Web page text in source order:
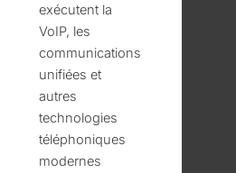
exécutent la
VoIP, les
communications
unifiées et
autres
technologies
téléphoniques
modernes